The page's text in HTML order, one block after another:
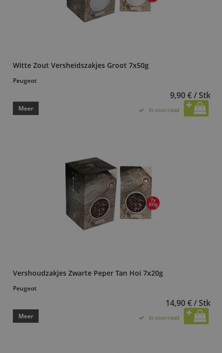
Witte Zout Versheidszakjes Groot 7x50g
Peugeot
9,90 € / Stk
Meer In voorraad
Vershoudzakjes Zwarte Peper Tan Hoi 7x20g
Peugeot
14,90 € / Stk
Meer In voorraad